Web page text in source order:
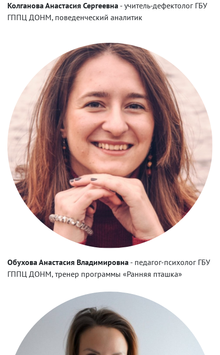
Колганова Анастасия Сергеевна - учитель-дефектолог ГБУ
ГППЦ ДОНМ, поведенческий аналитик
Обухова Анастасия Владимировна - педагог-психолог ГБУ
ГППЦ ДОНМ, тренер программы «Ранняя пташка»